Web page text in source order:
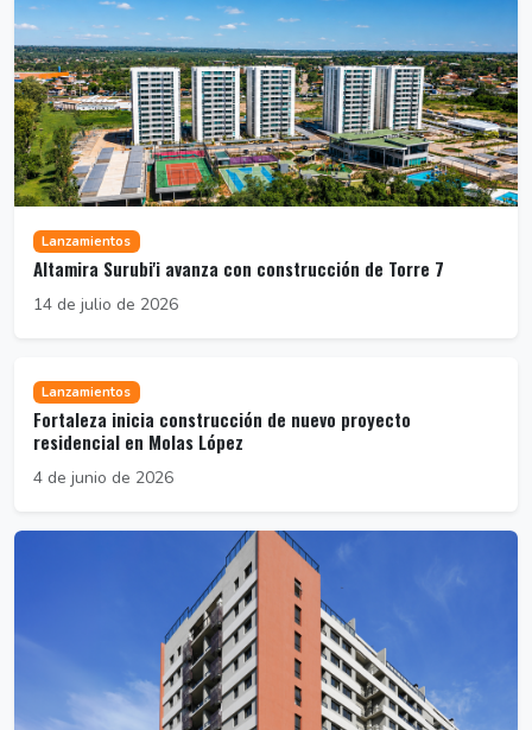
Lanzamientos
Altamira Surubi'i avanza con construcción de Torre 7
14 de julio de 2026
Lanzamientos
Fortaleza inicia construcción de nuevo proyecto
residencial en Molas López
4 de junio de 2026